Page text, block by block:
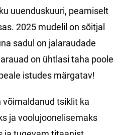
uuenduskuuri, peamiselt
2025 mudelil on sõitjal
sadul on jalaraudade
on ühtlasi taha poole
istudes märgatav!
tsiklit ka
ja voolujoonelisemaks